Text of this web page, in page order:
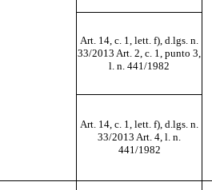
Art. 14, c. 1, lett. f), d.lgs. n.
33/2013 Art. 2, c. 1, punto 3,
l. n. 441/1982
Art. 14, c. 1, lett. f), d.lgs. n.
33/2013 Art. 4, l. n.
441/1982